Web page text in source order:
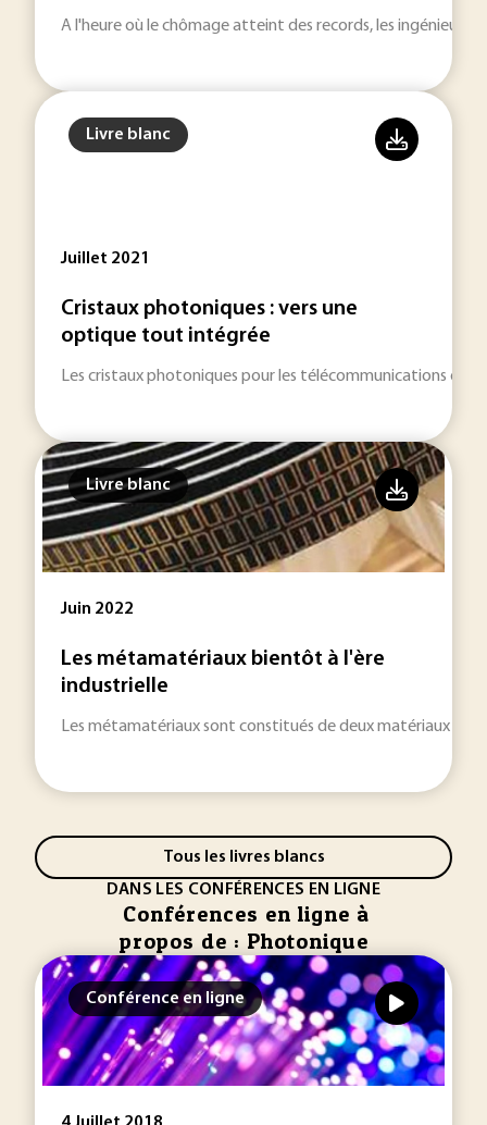
A l'heure où le chômage atteint des records, les ingénieurs
Livre blanc
Juillet 2021
Cristaux photoniques : vers une
optique tout intégrée
Les cristaux photoniques pour les télécommunications
Livre blanc
Juin 2022
Les métamatériaux bientôt à l'ère
industrielle
Les métamatériaux sont constitués de deux matériaux non
Tous les livres blancs
DANS LES CONFÉRENCES EN LIGNE
Conférences en ligne à
propos de : Photonique
Conférence en ligne